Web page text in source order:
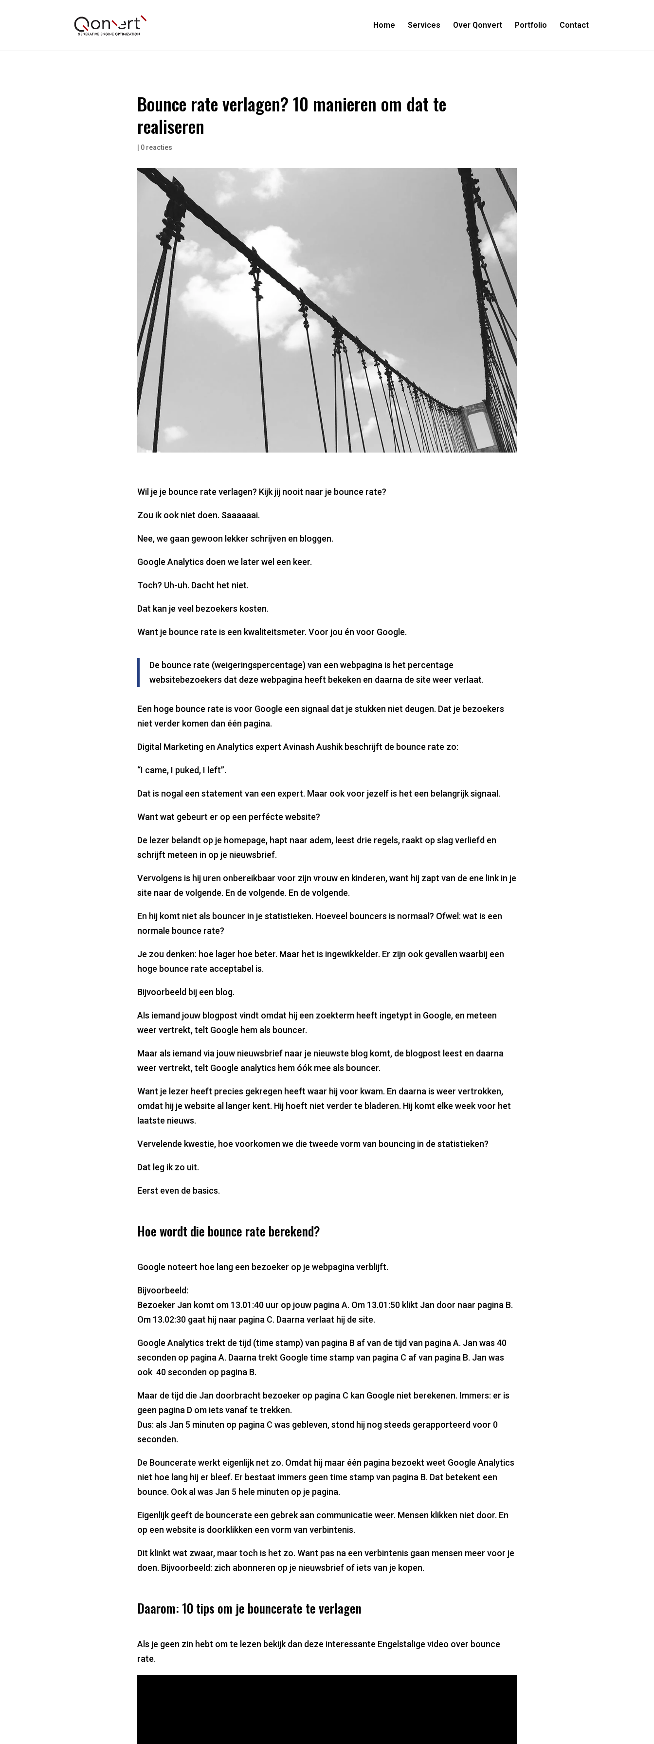
Home Services Over Qonvert Portfolio Contact
Bounce rate verlagen? 10 manieren om dat te
realiseren
0 reacties
Wil je je bounce rate verlagen? Kijk jij nooit naar je bounce rate?
Zou ik ook niet doen. Saaaaaai.
Nee, we gaan gewoon lekker schrijven en bloggen.
Google Analytics doen we later wel een keer.
Toch? Uh-uh. Dacht het niet.
Dat kan je veel bezoekers kosten.
Want je bounce rate is een kwaliteitsmeter. Voor jou én voor Google.
De bounce rate (weigeringspercentage) van een webpagina is het percentage
websitebezoekers dat deze webpagina heeft bekeken en daarna de site weer verlaat.
Een hoge bounce rate is voor Google een signaal dat je stukken niet deugen. Dat je bezoekers
niet verder komen dan één pagina.
Digital Marketing en Analytics expert Avinash Aushik beschrijft de bounce rate zo:
“I came, I puked, I left”.
Dat is nogal een statement van een expert. Maar ook voor jezelf is het een belangrijk signaal.
Want wat gebeurt er op een perfécte website?
De lezer belandt op je homepage, hapt naar adem, leest drie regels, raakt op slag verliefd en
schrijft meteen in op je nieuwsbrief.
Vervolgens is hij uren onbereikbaar voor zijn vrouw en kinderen, want hij zapt van de ene link in je
site naar de volgende. En de volgende. En de volgende.
En hij komt niet als bouncer in je statistieken. Hoeveel bouncers is normaal? Ofwel: wat is een
normale bounce rate?
Je zou denken: hoe lager hoe beter. Maar het is ingewikkelder. Er zijn ook gevallen waarbij een
hoge bounce rate acceptabel is.
Bijvoorbeeld bij een blog.
Als iemand jouw blogpost vindt omdat hij een zoekterm heeft ingetypt in Google, en meteen
weer vertrekt, telt Google hem als bouncer.
Maar als iemand via jouw nieuwsbrief naar je nieuwste blog komt, de blogpost leest en daarna
weer vertrekt, telt Google analytics hem óók mee als bouncer.
Want je lezer heeft precies gekregen heeft waar hij voor kwam. En daarna is weer vertrokken,
omdat hij je website al langer kent. Hij hoeft niet verder te bladeren. Hij komt elke week voor het
laatste nieuws.
Vervelende kwestie, hoe voorkomen we die tweede vorm van bouncing in de statistieken?
Dat leg ik zo uit.
Eerst even de basics.
Hoe wordt die bounce rate berekend?
Google noteert hoe lang een bezoeker op je webpagina verblijft.
Bijvoorbeeld:
Bezoeker Jan komt om 13.01:40 uur op jouw pagina A. Om 13.01:50 klikt Jan door naar pagina B.
Om 13.02:30 gaat hij naar pagina C. Daarna verlaat hij de site.
Google Analytics trekt de tijd (time stamp) van pagina B af van de tijd van pagina A. Jan was 40
seconden op pagina A. Daarna trekt Google time stamp van pagina C af van pagina B. Jan was
ook 40 seconden op pagina B.
Maar de tijd die Jan doorbracht bezoeker op pagina C kan Google niet berekenen. Immers: er is
geen pagina D om iets vanaf te trekken.
Dus: als Jan 5 minuten op pagina C was gebleven, stond hij nog steeds gerapporteerd voor 0
seconden.
De Bouncerate werkt eigenlijk net zo. Omdat hij maar één pagina bezoekt weet Google Analytics
niet hoe lang hij er bleef. Er bestaat immers geen time stamp van pagina B. Dat betekent een
bounce. Ook al was Jan 5 hele minuten op je pagina.
Eigenlijk geeft de bouncerate een gebrek aan communicatie weer. Mensen klikken niet door. En
op een website is doorklikken een vorm van verbintenis.
Dit klinkt wat zwaar, maar toch is het zo. Want pas na een verbintenis gaan mensen meer voor je
doen. Bijvoorbeeld: zich abonneren op je nieuwsbrief of iets van je kopen.
Daarom: 10 tips om je bouncerate te verlagen
Als je geen zin hebt om te lezen bekijk dan deze interessante Engelstalige video over bounce
rate.